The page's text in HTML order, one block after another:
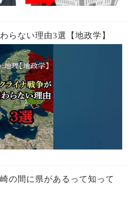
らない理由3選【地政学】
の間に県があるって知って